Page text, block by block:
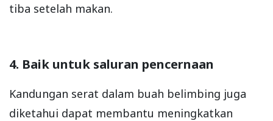
tiba setelah makan.
4. Baik untuk saluran pencernaan
Kandungan serat dalam buah belimbing juga
diketahui dapat membantu meningkatkan